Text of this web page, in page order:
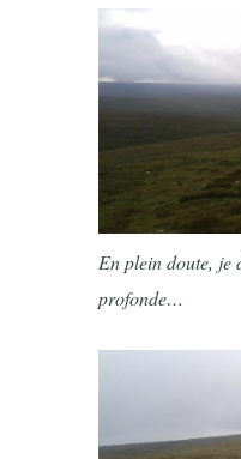
En plein doute, je
profonde…